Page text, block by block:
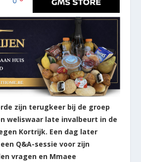
zijn terugkeer bij de groep
weliswaar late invalbeurt in de
Kortrijk. Een dag later
Q&A-sessie voor zijn
vragen en Mmaee